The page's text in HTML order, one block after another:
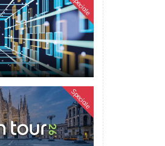
Speciale
Speciale